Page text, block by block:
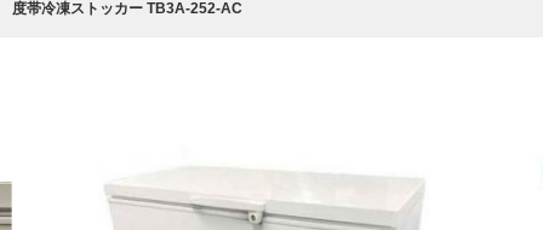
度帯冷凍ストッカー TB3A-252-AC